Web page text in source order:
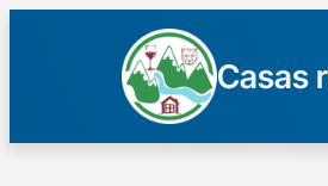
Casas